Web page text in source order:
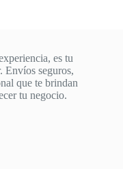
es tu
Envíos seguros,
que te brindan
tu negocio.